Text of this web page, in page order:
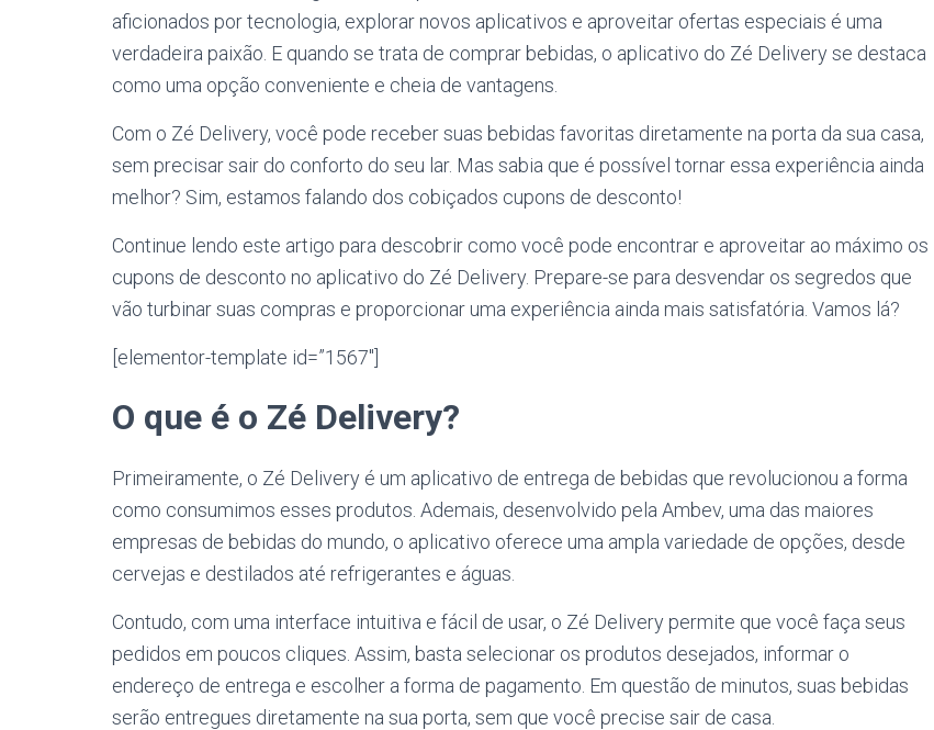
aficionados por tecnologia, explorar novos aplicativos e aproveitar ofertas especiais é uma
verdadeira paixão. E quando se trata de comprar bebidas, o aplicativo do Zé Delivery se destaca
como uma opção conveniente e cheia de vantagens.
Com o Zé Delivery, você pode receber suas bebidas favoritas diretamente na porta da sua casa,
sem precisar sair do conforto do seu lar. Mas sabia que é possível tornar essa experiência ainda
melhor? Sim, estamos falando dos cobiçados cupons de desconto!
Continue lendo este artigo para descobrir como você pode encontrar e aproveitar ao máximo os
cupons de desconto no aplicativo do Zé Delivery. Prepare-se para desvendar os segredos que
vão turbinar suas compras e proporcionar uma experiência ainda mais satisfatória. Vamos lá?
[elementor-template id=”1567″]
O que é o Zé Delivery?
Primeiramente, o Zé Delivery é um aplicativo de entrega de bebidas que revolucionou a forma
como consumimos esses produtos. Ademais, desenvolvido pela Ambev, uma das maiores
empresas de bebidas do mundo, o aplicativo oferece uma ampla variedade de opções, desde
cervejas e destilados até refrigerantes e águas.
Contudo, com uma interface intuitiva e fácil de usar, o Zé Delivery permite que você faça seus
pedidos em poucos cliques. Assim, basta selecionar os produtos desejados, informar o
endereço de entrega e escolher a forma de pagamento. Em questão de minutos, suas bebidas
serão entregues diretamente na sua porta, sem que você precise sair de casa.